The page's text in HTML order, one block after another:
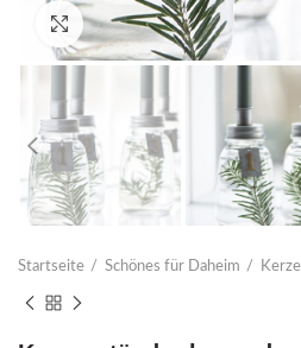
Click to enlarge
Startseite Schönes für Daheim